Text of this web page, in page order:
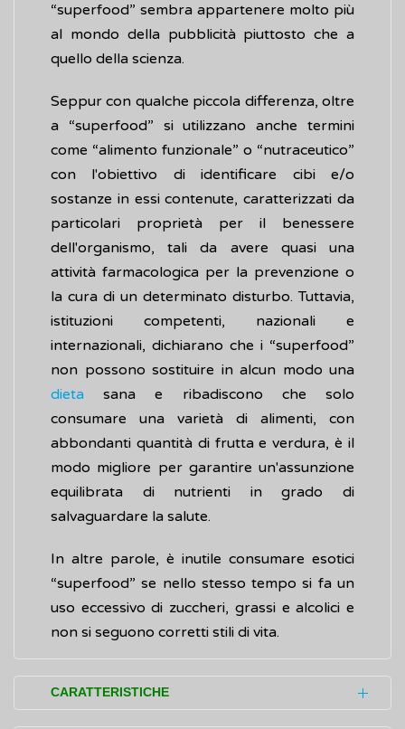
“superfood” sembra appartenere molto più
al mondo della pubblicità piuttosto che a
quello della scienza.
Seppur con qualche piccola differenza, oltre
a “superfood” si utilizzano anche termini
come “alimento funzionale” o “nutraceutico”
con l'obiettivo di identificare cibi e/o
sostanze in essi contenute, caratterizzati da
particolari proprietà per il benessere
dell'organismo, tali da avere quasi una
attività farmacologica per la prevenzione o
la cura di un determinato disturbo. Tuttavia,
istituzioni competenti, nazionali e
internazionali, dichiarano che i “superfood”
non possono sostituire in alcun modo una
dieta sana e ribadiscono che solo
consumare una varietà di alimenti, con
abbondanti quantità di frutta e verdura, è il
modo migliore per garantire un'assunzione
equilibrata di nutrienti in grado di
salvaguardare la salute.
In altre parole, è inutile consumare esotici
“superfood” se nello stesso tempo si fa un
uso eccessivo di zuccheri, grassi e alcolici e
non si seguono corretti stili di vita.
CARATTERISTICHE